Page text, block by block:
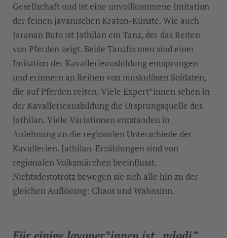
Gesellschaft und ist eine unvollkommene Imitation
der feinen javanischen Kraton-Künste. Wie auch
Jaranan Buto ist Jathilan ein Tanz, der das Reiten
von Pferden zeigt. Beide Tanzformen sind einer
Imitation der Kavallerieausbildung entsprungen
und erinnern an Reihen von muskulösen Soldaten,
die auf Pferden reiten. Viele Expert*innen sehen in
der Kavallerieausbildung die Ursprungsquelle des
Jathilan. Viele Variationen entstanden in
Anlehnung an die regionalen Unterschiede der
Kavallerien. Jathilan-Erzählungen sind von
regionalen Volksmärchen beeinflusst.
Nichtsdestotrotz bewegen sie sich alle hin zu der
gleichen Auflösung: Chaos und Wahnsinn.